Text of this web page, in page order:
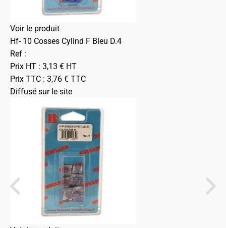
Voir le produit
Hf- 10 Cosses Cylind F Bleu D.4
Ref :
Prix HT : 3,13 € HT
Prix TTC : 3,76 € TTC
Diffusé sur le site